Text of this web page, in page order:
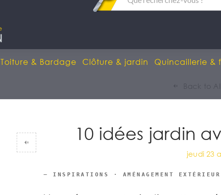
Toiture & Bardage Clôture & jardin Quincaillerie &
Back to
10 idées jardin
jeudi 23
— INSPIRATIONS · AMÉNAGEMENT